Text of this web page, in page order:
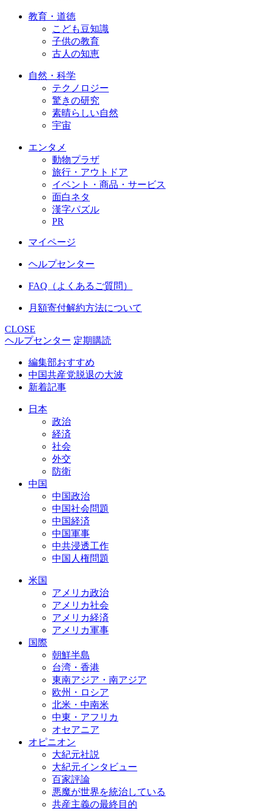
教育・道徳
こども豆知識
子供の教育
古人の知恵
自然・科学
テクノロジー
驚きの研究
素晴らしい自然
宇宙
エンタメ
動物プラザ
旅行・アウトドア
イベント・商品・サービス
面白ネタ
漢字パズル
PR
マイページ
ヘルプセンター
FAQ（よくあるご質問）
月額寄付解約方法について
CLOSE
ヘルプセンター 定期購読
編集部おすすめ
中国共産党脱退の大波
新着記事
日本
政治
経済
社会
外交
防衛
中国
中国政治
中国社会問題
中国経済
中国軍事
中共浸透工作
中国人権問題
米国
アメリカ政治
アメリカ社会
アメリカ経済
アメリカ軍事
国際
朝鮮半島
台湾・香港
東南アジア・南アジア
欧州・ロシア
北米・中南米
中東・アフリカ
オセアニア
オピニオン
大紀元社説
大紀元インタビュー
百家評論
悪魔が世界を統治している
共産主義の最終目的